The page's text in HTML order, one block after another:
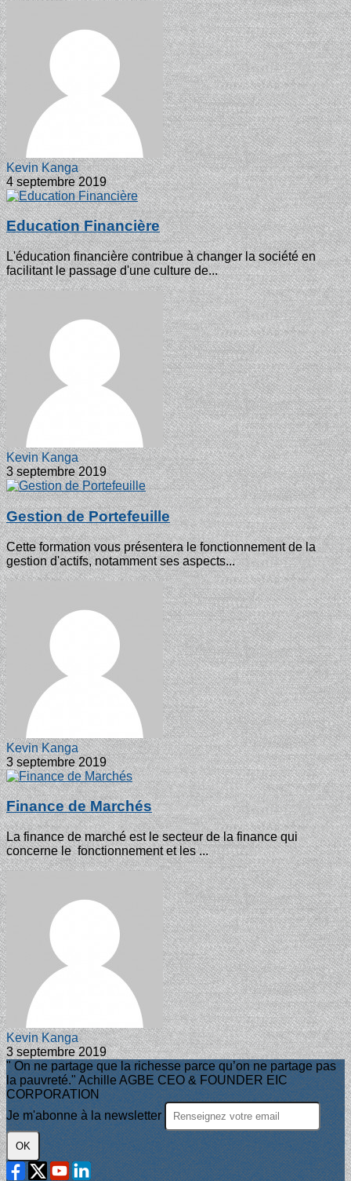
Kevin Kanga
4 septembre 2019
Education Financière
L'éducation financière contribue à changer la société en
facilitant le passage d'une culture de...
Kevin Kanga
3 septembre 2019
Gestion de Portefeuille
Cette formation vous présentera le fonctionnement de la
gestion d'actifs, notamment ses aspects...
Kevin Kanga
3 septembre 2019
Finance de Marchés
La finance de marché est le secteur de la finance qui
concerne le fonctionnement et les ...
Kevin Kanga
3 septembre 2019
" On ne partage que la richesse parce qu’on ne partage pas
la pauvreté." Achille AGBE CEO & FOUNDER EIC
CORPORATION
Je m'abonne à la newsletter
OK